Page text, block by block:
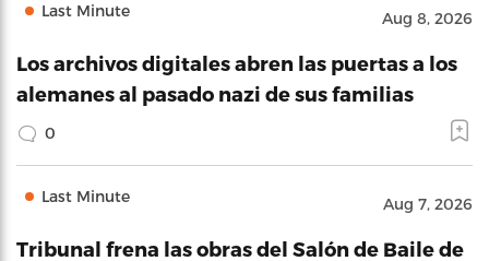
Last Minute Aug 8, 2026
Los archivos digitales abren las puertas a los
alemanes al pasado nazi de sus familias
0
Last Minute Aug 7, 2026
Tribunal frena las obras del Salón de Baile de